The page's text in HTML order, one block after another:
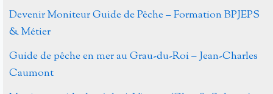
Devenir Moniteur Guide de Pêche – Formation BPJEPS
& Métier
Guide de pêche en mer au Grau-du-Roi – Jean-Charles
Caumont